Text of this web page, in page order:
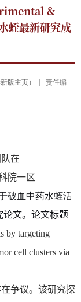
&
蛭最新研究成
版主页） |
责任编
在
院一区
破血中药水蛭活
论文。论文标题
by targeting
cell clusters via
争议。该研究探